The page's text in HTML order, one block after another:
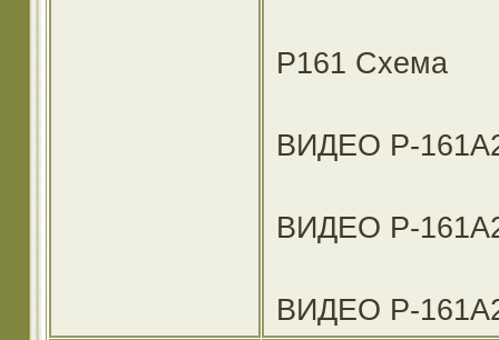
Р161 Схема
ВИДЕО Р-
ВИДЕО Р-
ВИДЕО Р-